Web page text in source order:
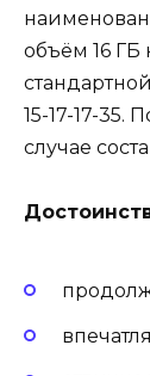
объём 16 ГБ
15-17-17-35.
случае